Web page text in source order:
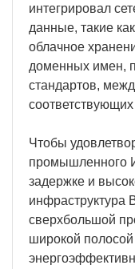
интегрировал
данные, такие
облачное
доменных имен,
стандартов,
Чтобы
промышленного
задержке и
инфраструктура
сверхбольшой
широкой полосой